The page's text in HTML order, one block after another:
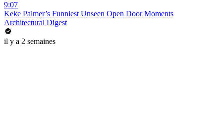
9:07
Keke Palmer’s Funniest Unseen Open Door Moments
Architectural Digest
il y a 2 semaines